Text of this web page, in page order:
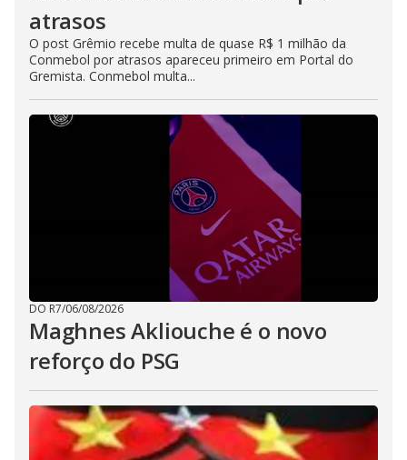
atrasos
O post Grêmio recebe multa de quase R$ 1 milhão da
Conmebol por atrasos apareceu primeiro em Portal do
Gremista. Conmebol multa...
DO R7/06/08/2026
Maghnes Akliouche é o novo
reforço do PSG